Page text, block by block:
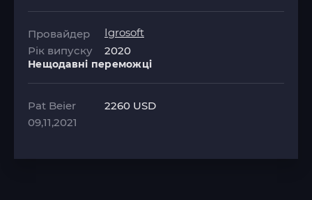
Провайдер
Igrosoft
Рік випуску
2020
Нещодавні переможці
Pat Beier
09,11,2021
2260 USD